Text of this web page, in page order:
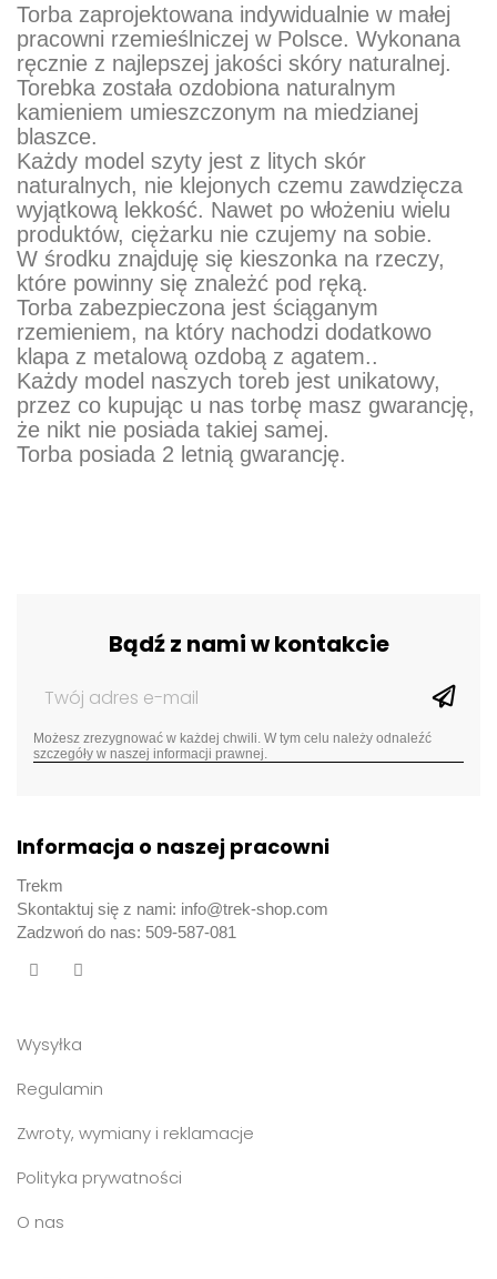
Torba zaprojektowana indywidualnie w małej
pracowni rzemieślniczej w Polsce. Wykonana
ręcznie z najlepszej jakości skóry naturalnej.
Torebka została ozdobiona naturalnym
kamieniem umieszczonym na miedzianej
blaszce.
Każdy model szyty jest z litych skór
naturalnych, nie klejonych czemu zawdzięcza
wyjątkową lekkość. Nawet po włożeniu wielu
produktów, ciężarku nie czujemy na sobie.
W środku znajduję się kieszonka na rzeczy,
które powinny się znależć pod ręką.
Torba zabezpieczona jest ściąganym
rzemieniem, na który nachodzi dodatkowo
klapa z metalową ozdobą z agatem..
Każdy model naszych toreb jest unikatowy,
przez co kupując u nas torbę masz gwarancję,
że nikt nie posiada takiej samej.
Torba posiada 2 letnią gwarancję.
Bądź z nami w kontakcie
Możesz zrezygnować w każdej chwili. W tym celu należy odnaleźć
szczegóły w naszej informacji prawnej.
Informacja o naszej pracowni
Trekm
Skontaktuj się z nami: info@trek-shop.com
Zadzwoń do nas: 509-587-081
Wysyłka
Regulamin
Zwroty, wymiany i reklamacje
Polityka prywatności
O nas